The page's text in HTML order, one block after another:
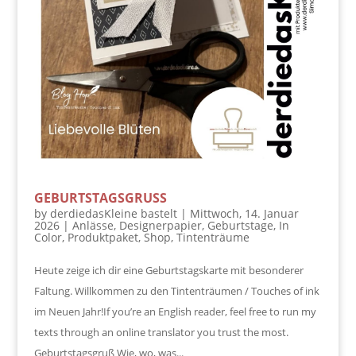
GEBURTSTAGSGRUSS
by derdiedasKleine bastelt| Mittwoch, 14. Januar
2026| Anlässe, Designerpapier, Geburtstage, In
Color,Produktpaket,Shop, Tintenträume
Heute zeige ich dir eine Geburtstagskarte mit besonderer
Faltung. Willkommen zu den Tintenträumen / Touches of ink
im Neuen Jahr!If you’re an English reader, feel free to run my
texts through an online translator you trust the most.
Geburtstagsgruß Wie, wo, was...